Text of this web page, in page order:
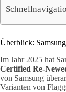
Überblick:
Im Jahr 2025 hat
Certified Re-
von Samsung
Varianten von